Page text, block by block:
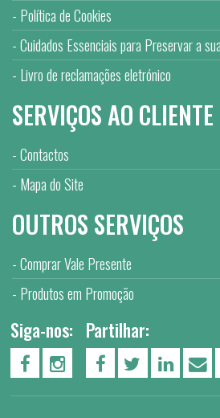
Política de Cookies
Cuidados Essenciais para Preservar a
Livro de reclamações eletrónico
SERVIÇOS AO CLIENTE
Contactos
Mapa do Site
OUTROS SERVIÇOS
Comprar Vale Presente
Produtos em Promoção
Siga-nos:
PÁGINA DO FACEBOOK
PÁGINA DO INSTAGRAM
Partilhar:
FACEBOOKTWITTER